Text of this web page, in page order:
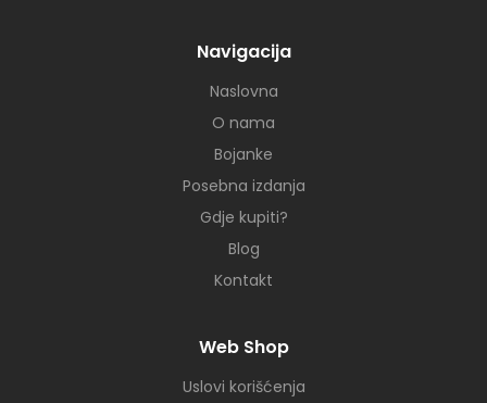
Navigacija
Naslovna
O nama
Bojanke
Posebna izdanja
Gdje kupiti?
Blog
Kontakt
Web Shop
Uslovi korišćenja